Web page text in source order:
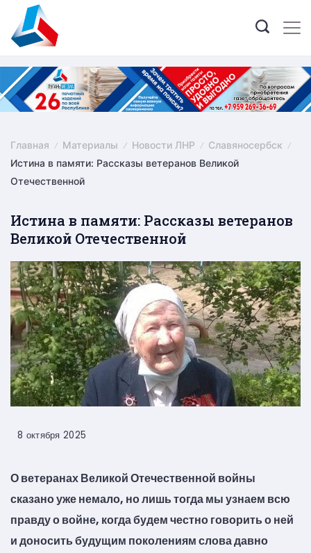
content
Главная Материалы Новости ЛНР
Славяносербск
Истина в памяти: Рассказы ветеранов Великой
Отечественной
Истина в памяти: Рассказы ветеранов
Великой Отечественной
8 октября 2025
О ветеранах Великой Отечественной войны
сказано уже немало, но лишь тогда мы узнаем всю
правду о войне, когда будем честно говорить о ней
и доносить будущим поколениям слова давно